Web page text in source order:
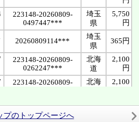
プのトップページへ